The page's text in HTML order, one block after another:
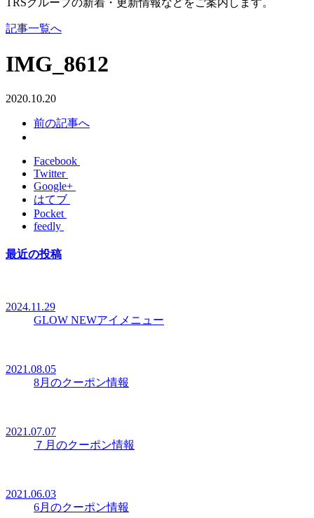
TRSグループの新着・更新情報などをご案内します。
記事一覧へ
IMG_8612
2020.10.20
前の記事へ
Facebook
Twitter
Google+
はてブ
Pocket
feedly
最近の投稿
2024.11.29
GLOW NEWアイメニュー
2021.08.05
8月のクーポン情報
2021.07.07
７月のクーポン情報
2021.06.03
6月のクーポン情報